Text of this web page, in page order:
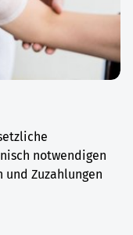
notwendigen
und Zuzahlungen